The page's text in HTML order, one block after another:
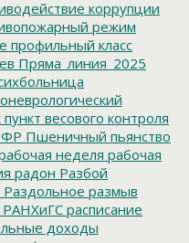
коррупции
режим
профильный класс
Пряма_линия_2025
пункт весового контроля
Пшеничный пьянство
неделя рабочая
радон Разбой
Раздольное размыв
РАНХиГС расписание
доходы